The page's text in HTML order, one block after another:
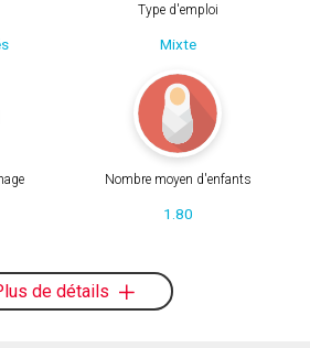
Type d'emploi
Mixte
Nombre moyen d'enfants
1.80
de détails